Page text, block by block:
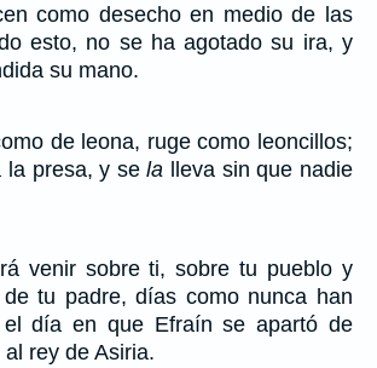
como desecho en medio de las
esto, no se ha agotado su ira, y
su mano.
de leona, ruge como leoncillos;
la presa, y sela lleva sin que nadie
venir sobre ti, sobre tu pueblo y
tu padre, días como nunca han
el día en que Efraín se apartó de
al rey de Asiria.